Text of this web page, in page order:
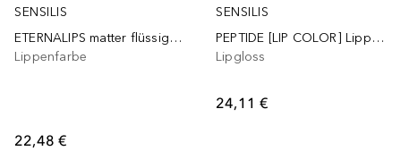
SENSILIS
ETERNALIPS matter flüssiger Lippenstift
Lippenfarbe
22,48 €
SENSILIS
PEPTIDE [LIP COLOR] Lippenvolumenbehandlung
Lipgloss
24,11 €